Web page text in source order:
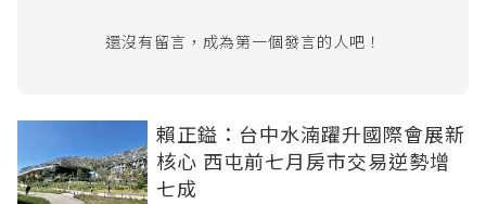
還沒有留言，成為第一個發言的人吧！
賴正鎰：台中水湳躍升國際會展新
核心 西屯前七月房市交易逆勢增
七成